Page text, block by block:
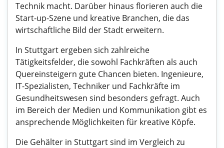
Technik macht. Darüber hinaus florieren auch die
Start-up-Szene und kreative Branchen, die das
wirtschaftliche Bild der Stadt erweitern.
In Stuttgart ergeben sich zahlreiche
Tätigkeitsfelder, die sowohl Fachkräften als auch
Quereinsteigern gute Chancen bieten. Ingenieure,
IT-Spezialisten, Techniker und Fachkräfte im
Gesundheitswesen sind besonders gefragt. Auch
im Bereich der Medien und Kommunikation gibt es
ansprechende Möglichkeiten für kreative Köpfe.
Die Gehälter in Stuttgart sind im Vergleich zu